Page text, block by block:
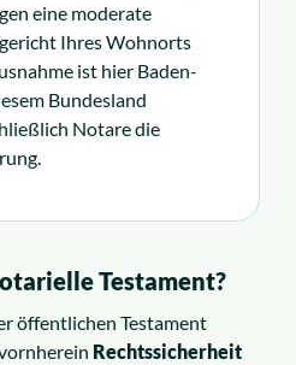
eine moderate
Ihres Wohnorts
ist hier Baden-
Bundesland
Notare die
Testament?
öffentlichen Testament
Rechtssicherheit